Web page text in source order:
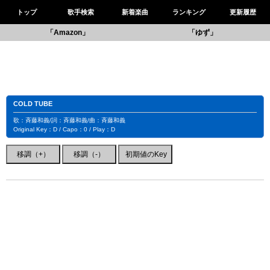
トップ 歌手検索 新着楽曲 ランキング 更新履歴
「Amazon」 「ゆず」
COLD TUBE
歌：斉藤和義/詞：斉藤和義/曲：斉藤和義
Original Key：D / Capo：0 / Play：D